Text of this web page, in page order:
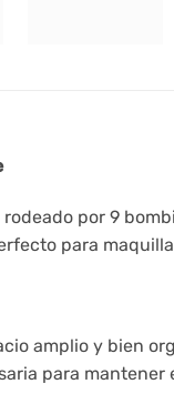
por 9
para
amplio y bien
para